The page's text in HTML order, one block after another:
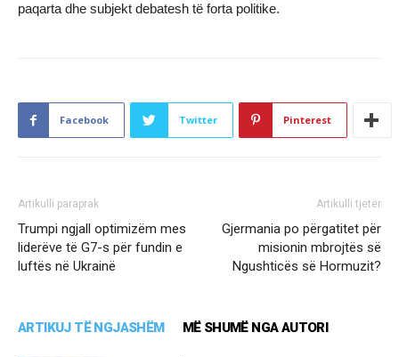
paqarta dhe subjekt debatesh të forta politike.
Facebook Twitter Pinterest
Artikulli paraprak
Trumpi ngjall optimizëm mes
liderëve të G7-s për fundin e
luftës në Ukrainë
Artikulli tjetër
Gjermania po përgatitet për
misionin mbrojtës së
Ngushticës së Hormuzit?
ARTIKUJ TË NGJASHËM MË SHUMË NGA AUTORI